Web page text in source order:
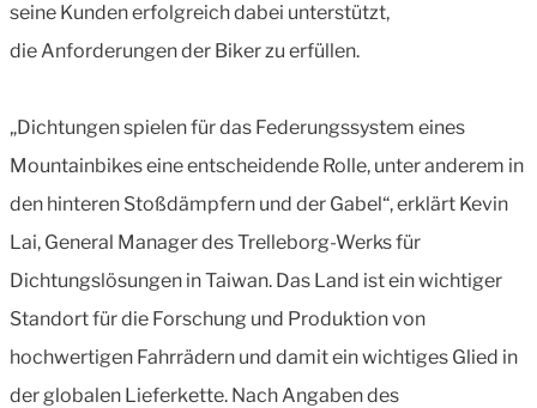
seine Kunden erfolgreich dabei unterstützt,
die Anforderungen der Biker zu erfüllen.
„Dichtungen spielen für das Federungssystem eines
Mountainbikes eine entscheidende Rolle, unter anderem in
den hinteren Stoßdämpfern und der Gabel“, erklärt Kevin
Lai, General Manager des Trelleborg-Werks für
Dichtungslösungen in Taiwan. Das Land ist ein wichtiger
Standort für die Forschung und Produktion von
hochwertigen Fahrrädern und damit ein wichtiges Glied in
der globalen Lieferkette. Nach Angaben des